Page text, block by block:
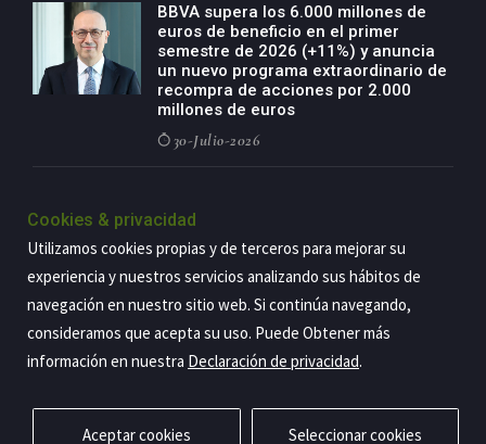
BBVA supera los 6.000 millones de
euros de beneficio en el primer
semestre de 2026 (+11%) y anuncia
un nuevo programa extraordinario de
recompra de acciones por 2.000
millones de euros
30-Julio-2026
negocio agro con un modelo global
de especialización presente en siete
países
29-Julio-2026
Cookies & privacidad
Utilizamos cookies propias y de terceros para mejorar su
experiencia y nuestros servicios analizando sus hábitos de
navegación en nuestro sitio web. Si continúa navegando,
consideramos que acepta su uso. Puede Obtener más
información en nuestra Declaración de privacidad.
Aceptar cookies Seleccionar cookies